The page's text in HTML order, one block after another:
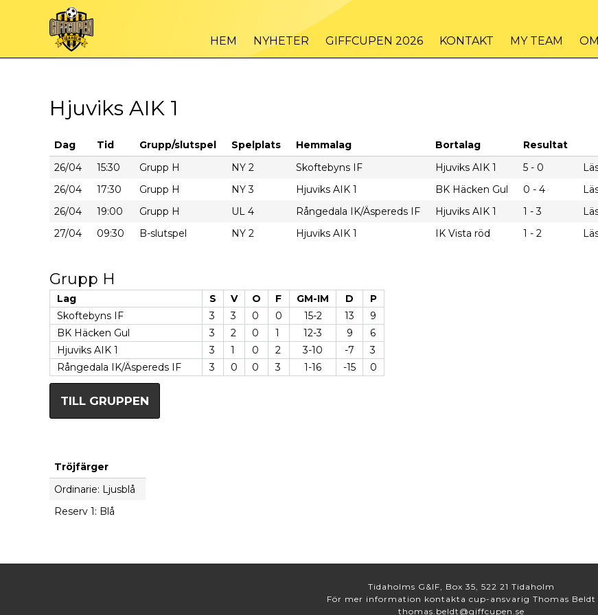
HEM NYHETER GIFFCUPEN 2026 KONTAKT MY TEAM
Hjuviks AIK 1
Dag Tid Grupp/slutspel Spelplats Hemmalag Bortalag
Resultat
26/04
15:30 Grupp H NY 2 Skoftebyns IF Hjuviks AIK 1 5 - 0
26/04
17:30 Grupp H NY 3 Hjuviks AIK 1 BK Häcken Gul 0 - 4
26/04
19:00 Grupp H UL 4 Rångedala IK/Äspereds IF Hjuviks AIK 1 1 - 3
27/04
09:30 B-slutspel NY 2 Hjuviks AIK 1 IK Vista röd 1 - 2
Grupp H
Lag S V O F GM-IM D
P
Skoftebyns IF
3 3 0 0 15-2 13
9
BK Häcken Gul
3 2 0 1 12-3 9
6
Hjuviks AIK 1
3 1 0 2 3-10 -7
3
Rångedala IK/Äspereds IF
3 0 0 3 1-16 -15 0
TILL GRUPPEN
Tröjfärger
Ordinarie: Ljusblå
Reserv 1: Blå
Tidaholms G&IF, Box 35, 522 21 Tidaholm
För mer information kontakta cup-ansvarig Thomas Beldt
thomas.beldt@giffcupen.se